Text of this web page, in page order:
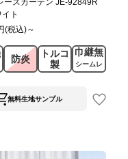
ースカーテン JE-92849R
ト
(税込)～
防炎
トルコ
製
巾継無
シームレ
ス
無料生地サンプル